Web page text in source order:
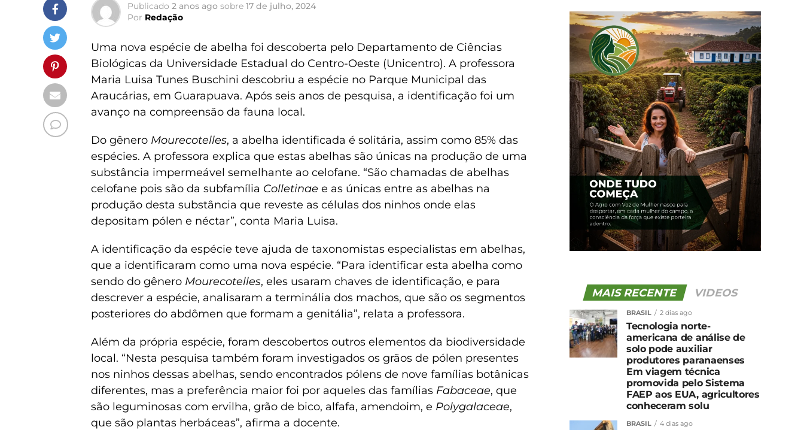
Publicado 2 anos ago sobre 17 de julho, 2024
Por Redação
Uma nova espécie de abelha foi descoberta pelo Departamento de Ciências
Biológicas da Universidade Estadual do Centro-Oeste (Unicentro). A professora
Maria Luisa Tunes Buschini descobriu a espécie no Parque Municipal das
Araucárias, em Guarapuava. Após seis anos de pesquisa, a identificação foi um
avanço na compreensão da fauna local.
Do gênero Mourecotelles, a abelha identificada é solitária, assim como 85% das
espécies. A professora explica que estas abelhas são únicas na produção de uma
substância impermeável semelhante ao celofane. “São chamadas de abelhas
celofane pois são da subfamília Colletinae e as únicas entre as abelhas na
produção desta substância que reveste as células dos ninhos onde elas
depositam pólen e néctar”, conta Maria Luisa.
A identificação da espécie teve ajuda de taxonomistas especialistas em abelhas,
que a identificaram como uma nova espécie. “Para identificar esta abelha como
sendo do gênero Mourecotelles, eles usaram chaves de identificação, e para
descrever a espécie, analisaram a terminália dos machos, que são os segmentos
posteriores do abdômen que formam a genitália”, relata a professora.
Além da própria espécie, foram descobertos outros elementos da biodiversidade
local. “Nesta pesquisa também foram investigados os grãos de pólen presentes
nos ninhos dessas abelhas, sendo encontrados pólens de nove famílias botânicas
diferentes, mas a preferência maior foi por aqueles das famílias Fabaceae, que
são leguminosas com ervilha, grão de bico, alfafa, amendoim, e Polygalaceae,
que são plantas herbáceas”, afirma a docente.
MAIS RECENTE VIDEOS
BRASIL 2 dias ago
Tecnologia norte-
americana de análise de
solo pode auxiliar
produtores paranaenses
Em viagem técnica
promovida pelo Sistema
FAEP aos EUA, agricultores
conheceram solu
BRASIL 4 dias ago